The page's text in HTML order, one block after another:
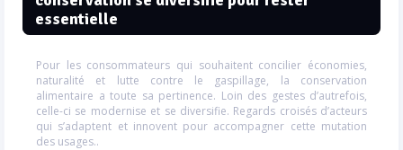
essentielle
Pour les consommateurs qui souhaitent concilier économies,
naturalité et lutte contre le gaspillage, la conservation
alimentaire a toute sa pertinence. Loin des gestes d’autrefois,
celle-ci se modernise et se diversifie. Regards croisés d’acteurs
qui s’adaptent et innovent pour accompagner cette mutation
des usages..